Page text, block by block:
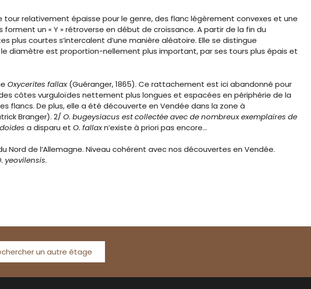
tour relativement épaisse pour le genre, des flanc légèrement convexes et une
un « Y » rétroverse en début de croissance. A partir de la fin du
plus courtes s’intercalent d’une manière aléatoire. Elle se distingue
diamètre est proportion-nellement plus important, par ses tours plus épais et
Oxycerites fallax(Guéranger, 1865). Ce rattachement est ici abandonné pour
côtes vurguloïdes nettement plus longues et espacées en périphérie de la
flancs. De plus, elle a été découverte en Vendée dans la zone à
Branger). 2/ O. bugeysiacus est collectée avec de nombreux exemplaires de
a disparu et O. fallaxn’existe à priori pas encore…
Nord de l’Allemagne. Niveau cohérent avec nos découvertes en Vendée.
yeovilensis.
un autre étage